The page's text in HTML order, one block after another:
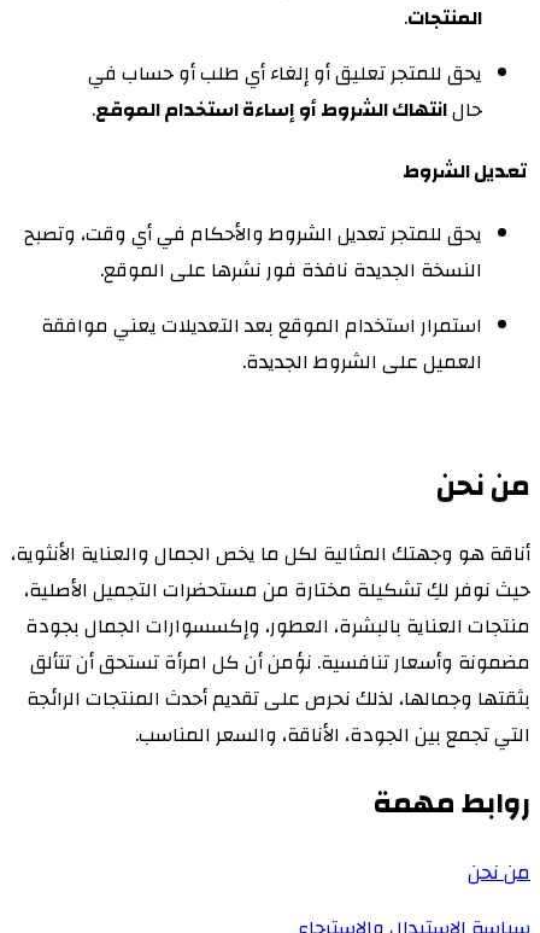
المنتجات.
يحق للمتجر تعليق أو إلغاء أي طلب أو حساب في
حالانتهاك الشروط أو إساءة استخدام الموقع.
تعديل الشروط
يحق للمتجر تعديل الشروط والأحكام في أي وقت، وتصبح
النسخة الجديدة نافذة فور نشرها على الموقع.
استمرار استخدام الموقع بعد التعديلات يعني موافقة
العميل على الشروط الجديدة.
من نحن
أناقة هو وجهتك المثالية لكل ما يخص الجمال والعناية الأنثوية،
حيث نوفر لكِ تشكيلة مختارة من مستحضرات التجميل الأصلية،
منتجات العناية بالبشرة، العطور، وإكسسوارات الجمال بجودة
مضمونة وأسعار تنافسية. نؤمن أن كل امرأة تستحق أن تتألق
بثقتها وجمالها، لذلك نحرص على تقديم أحدث المنتجات الرائجة
التي تجمع بين الجودة، الأناقة، والسعر المناسب.
روابط مهمة
من نحن